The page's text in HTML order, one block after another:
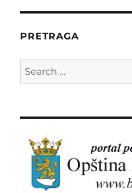
PRETRAGA
Search
for: